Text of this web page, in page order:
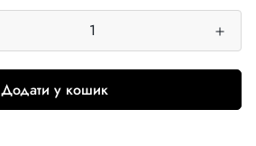
Додати у кошик